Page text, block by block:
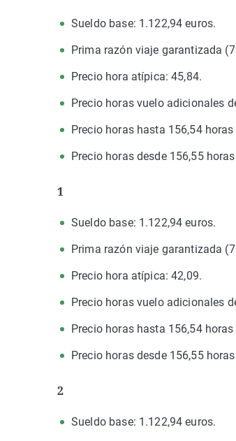
Sueldo base: 1.122,94 euros.
Prima razón viaje garantizada
Precio hora atípica: 45,84.
Precio horas vuelo adicionales
Precio horas hasta 156,54
Precio horas desde 156,55
1
Sueldo base: 1.122,94 euros.
Prima razón viaje garantizada
Precio hora atípica: 42,09.
Precio horas vuelo adicionales
Precio horas hasta 156,54
Precio horas desde 156,55
2
Sueldo base: 1.122,94 euros.